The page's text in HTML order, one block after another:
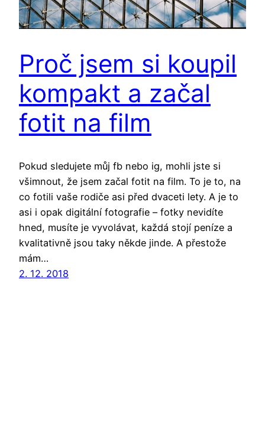
Proč jsem si koupil
kompakt a začal
fotit na film
Pokud sledujete můj fb nebo ig, mohli jste si
všimnout, že jsem začal fotit na film. To je to, na
co fotili vaše rodiče asi před dvaceti lety. A je to
asi i opak digitální fotografie – fotky nevidíte
hned, musíte je vyvolávat, každá stojí peníze a
kvalitativně jsou taky někde jinde. A přestože
mám…
2. 12. 2018